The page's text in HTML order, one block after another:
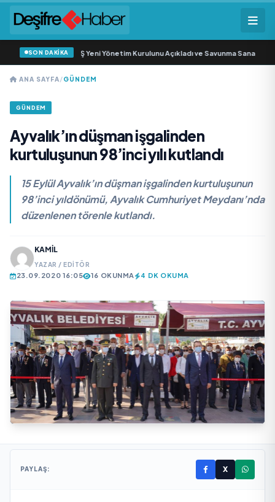
SON DAKİKA
Savunma Sanayi AŞ Yeni Yönetim Kurulunu Açıkladı ve Savunma Sanayinde
ANA SAYFA/GÜNDEM
GÜNDEM
Ayvalık’ın düşman işgalinden
kurtuluşunun 98’inci yılı kutlandı
15 Eylül Ayvalık’ın düşman işgalinden kurtuluşunun
98’inci yıldönümü, Ayvalık Cumhuriyet Meydanı’nda
düzenlenen törenle kutlandı.
KAMIL
YAZAR / EDITÖR
23.09.2020 16:05 16 OKUNMA 4 DK OKUMA
PAYLAŞ: X